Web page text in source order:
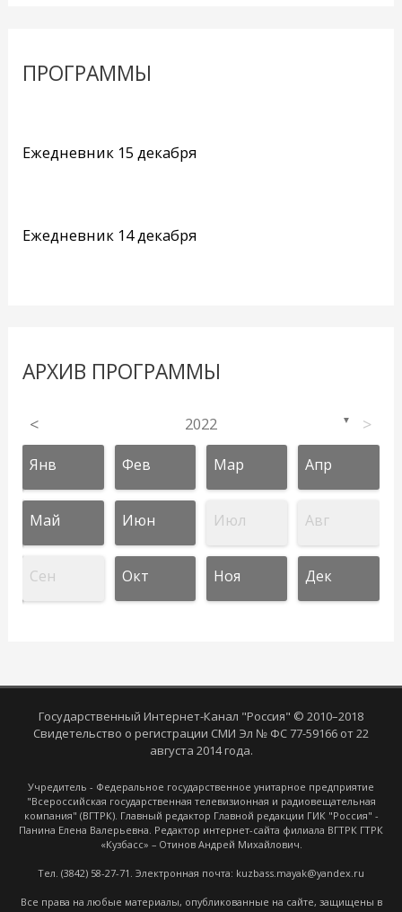
ПРОГРАММЫ
Ежедневник 15 декабря
Ежедневник 14 декабря
АРХИВ ПРОГРАММЫ
< 2022 ▼ >
Янв Фев Мар Апр
Май Июн Июл Авг
Сен Окт Ноя Дек
Государственный Интернет-Канал "Россия" © 2010–2018
Свидетельство о регистрации СМИ Эл № ФС 77-59166 от 22
августа 2014 года.
Учредитель - Федеральное государственное унитарное предприятие
"Всероссийская государственная телевизионная и радиовещательная
компания" (ВГТРК). Главный редактор Главной редакции ГИК "Россия" -
Панина Елена Валерьевна. Редактор интернет-сайта филиала ВГТРК ГТРК
«Кузбасс» – Отинов Андрей Михайлович.
Тел. (3842) 58-27-71. Электронная почта: kuzbass.mayak@yandex.ru
Все права на любые материалы, опубликованные на сайте, защищены в